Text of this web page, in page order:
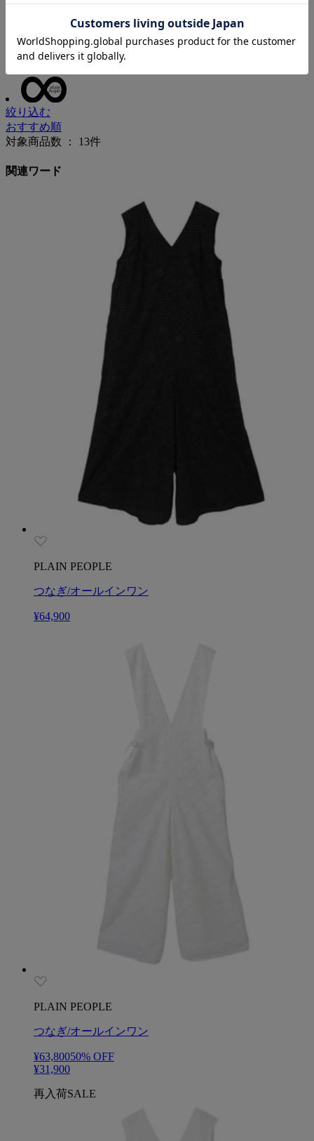
PLAIN PEOPLE
オールインワン・サロペット
絞り込む
おすすめ順
対象商品数 ： 13件
関連ワード
PLAIN PEOPLE
つなぎ/オールインワン
¥64,900
PLAIN PEOPLE
つなぎ/オールインワン
¥63,80050% OFF
¥31,900
再入荷SALE